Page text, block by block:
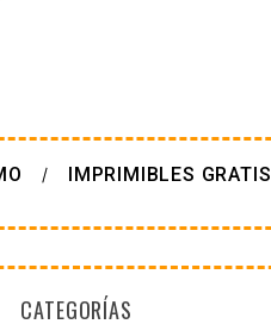
IMPRIMIBLES GRATIS
CATEGORÍAS